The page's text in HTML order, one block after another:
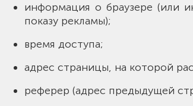
информация о браузере (или
показу рекламы);
время доступа;
адрес страницы, на которой
реферер (адрес предыдущей